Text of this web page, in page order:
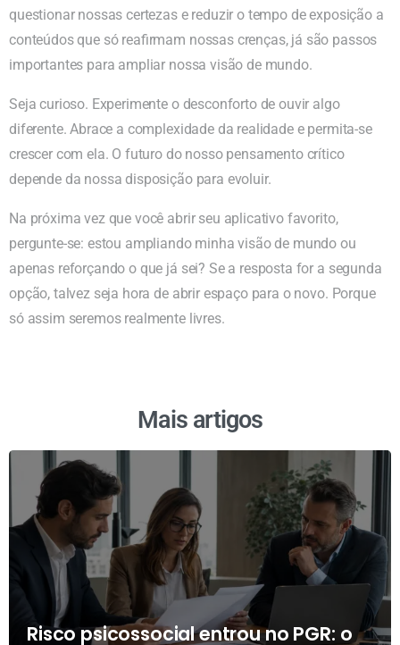
questionar nossas certezas e reduzir o tempo de exposição a
conteúdos que só reafirmam nossas crenças, já são passos
importantes para ampliar nossa visão de mundo.
Seja curioso. Experimente o desconforto de ouvir algo
diferente. Abrace a complexidade da realidade e permita-se
crescer com ela. O futuro do nosso pensamento crítico
depende da nossa disposição para evoluir.
Na próxima vez que você abrir seu aplicativo favorito,
pergunte-se: estou ampliando minha visão de mundo ou
apenas reforçando o que já sei? Se a resposta for a segunda
opção, talvez seja hora de abrir espaço para o novo. Porque
só assim seremos realmente livres.
Mais artigos
Risco psicossocial entrou no PGR: o